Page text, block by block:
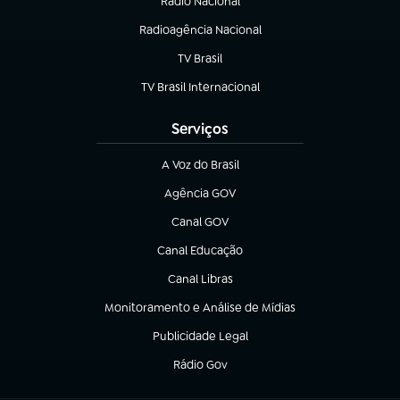
(abre em nova aba)
Radioagência Nacional
(abre em nova aba)
TV Brasil
(abre em nova aba)
TV Brasil Internacional
(abre em nova aba)
Serviços
A Voz do Brasil
(abre em nova aba)
Agência GOV
(abre em nova aba)
Canal GOV
(abre em nova aba)
Canal Educação
(abre em nova aba)
Canal Libras
(abre em nova aba)
Monitoramento e Análise de Mídias
(abre em nova aba)
Publicidade Legal
(abre em nova aba)
Rádio Gov
(abre em nova aba)